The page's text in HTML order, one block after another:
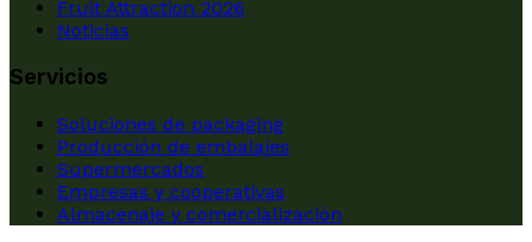
Fruit Attraction 2026
Noticias
Servicios
Soluciones de packaging
Producción de embalajes
Supermercados
Empresas y cooperativas
Almacenaje y comercialización